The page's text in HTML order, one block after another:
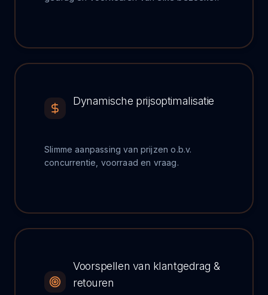
Dynamische prijsoptimalisatie
Slimme aanpassing van prijzen o.b.v.
concurrentie, voorraad en vraag.
Voorspellen van klantgedrag &
retouren